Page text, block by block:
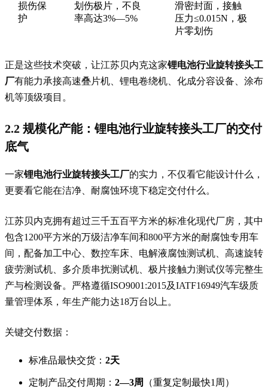
损伤保
护
划伤极片，不良
率高达3%—5%
滑密封面，接触
压力≤0.015N，极
片零划伤
正是这些技术突破，让江苏贝内克这家锂电池行业旋转接头工
厂有能力承接高速叠片机、锂电卷绕机、化成分容设备、涂布
机等顶级项目。
2.2 规模化产能：锂电池行业旋转接头工厂的交付
底气
一家锂电池行业旋转接头工厂的实力，不仅看它能设计什么，
更要看它能在洁净、耐腐蚀环境下稳定交付什么。
江苏贝内克拥有超过三千五百平方米的标准化现代厂房，其中
包含1200平方米的万级洁净车间和800平方米的耐腐蚀专用车
间，配备加工中心、数控车床、电解液腐蚀测试机、高速旋转
疲劳测试机、多介质串扰测试机、极片接触力测试仪等完整生
产与检测设备。严格遵循ISO9001:2015及IATF16949汽车级质
量管理体系，年生产能力达18万台以上。
关键交付数据：
标准品最快交货： 2天
定制产品交付周期： 2—3周 （重复定制最快1周）